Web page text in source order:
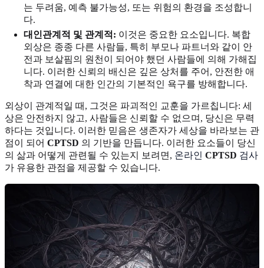
는 두려움, 예측 불가능성, 또는 위험의 환경을 조성합니
다.
대인관계적 및 관계적: 이것은 중요한 요소입니다. 복합
외상은 종종 다른 사람들, 특히 부모나 파트너와 같이 안
전과 보살핌의 원천이 되어야 했던 사람들에 의해 가해집
니다. 이러한 신뢰의 배신은 깊은 상처를 주어, 안전한 애
착과 연결에 대한 인간의 기본적인 욕구를 방해합니다.
외상이 관계적일 때, 그것은 파괴적인 교훈을 가르칩니다: 세
상은 안전하지 않고, 사람들은 신뢰할 수 없으며, 당신은 무력
하다는 것입니다. 이러한 믿음은 생존자가 세상을 바라보는 관
점이 되어 CPTSD 의 기반을 만듭니다. 이러한 요소들이 당신
의 삶과 어떻게 관련될 수 있는지 보려면, 온라인 CPTSD 검사
가 유용한 관점을 제공할 수 있습니다.